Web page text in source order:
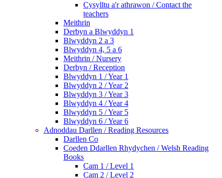
Cysylltu a'r athrawon / Contact the
teachers
Meithrin
Derbyn a Blwyddyn 1
Blwyddyn 2 a 3
Blwyddyn 4, 5 a 6
Meithrin / Nursery
Derbyn / Reception
Blwyddyn 1 / Year 1
Blwyddyn 2 / Year 2
Blwyddyn 3 / Year 3
Blwyddyn 4 / Year 4
Blwyddyn 5 / Year 5
Blwyddyn 6 / Year 6
Adnoddau Darllen / Reading Resources
Darllen Co
Coeden Ddarllen Rhydychen / Welsh Reading
Books
Cam 1 / Level 1
Cam 2 / Level 2